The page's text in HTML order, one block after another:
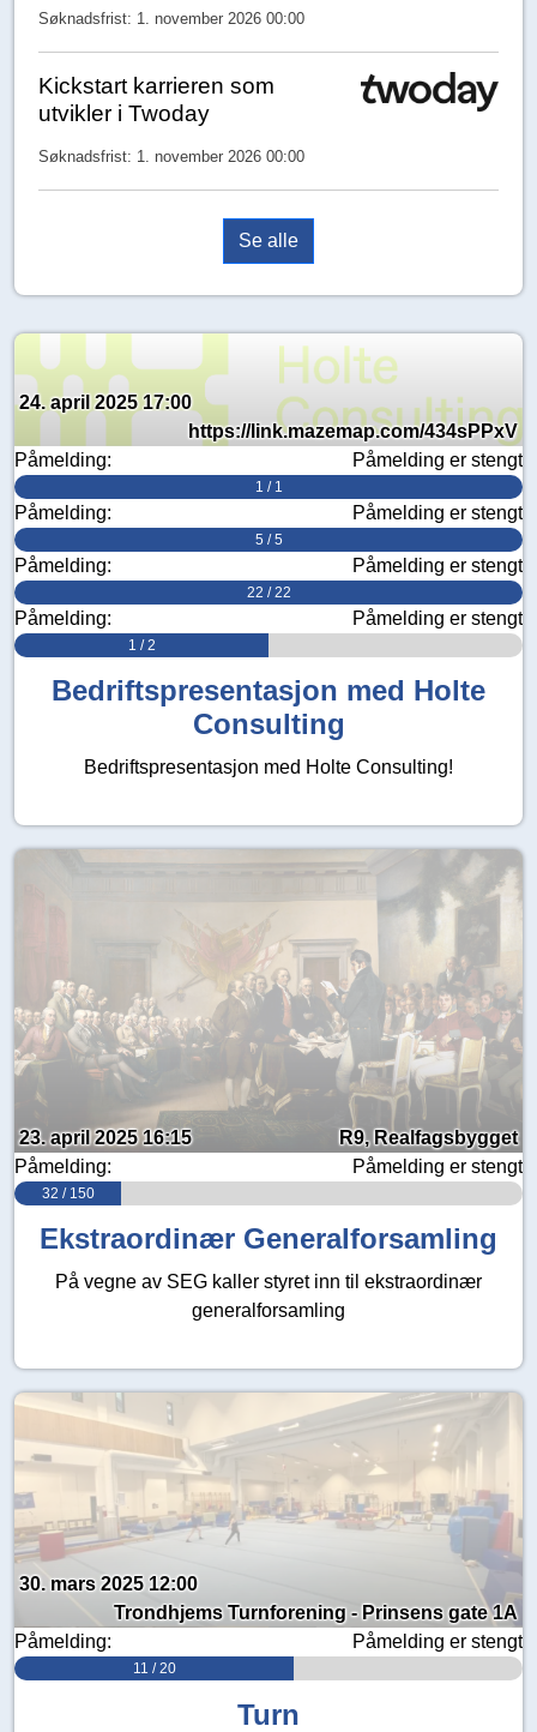
Søknadsfrist: 1. november 2026 00:00
Kickstart karrieren som
utvikler i Twoday
Søknadsfrist: 1. november 2026 00:00
Se alle
24. april 2025 17:00
https://link.mazemap.com/434sPPxV
Påmelding er stengt
Påmelding:
1 / 1
Påmelding er stengt
Påmelding:
5 / 5
Påmelding er stengt
Påmelding:
22 / 22
Påmelding er stengt
Påmelding:
1 / 2
Bedriftspresentasjon med Holte
Consulting
Bedriftspresentasjon med Holte Consulting!
23. april 2025 16:15
R9, Realfagsbygget
Påmelding er stengt
Påmelding:
32 / 150
Ekstraordinær Generalforsamling
På vegne av SEG kaller styret inn til ekstraordinær
generalforsamling
30. mars 2025 12:00
Trondhjems Turnforening - Prinsens gate 1A
Påmelding er stengt
Påmelding:
11 / 20
Turn